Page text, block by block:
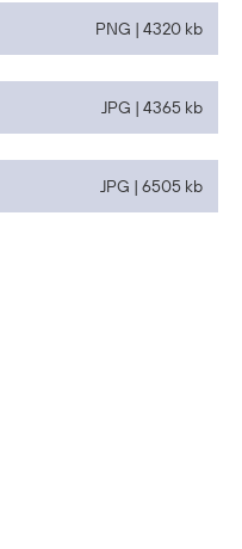
PNG | 4320 kb
JPG | 4365 kb
JPG | 6505 kb